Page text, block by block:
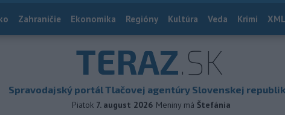
Zahraničie Ekonomika Regióny Kultúra Veda Krimi
TERAZ.SK
Spravodajský portál Tlačovej agentúry Slovenskej
Piatok 7. august 2026 Meniny má Štefánia